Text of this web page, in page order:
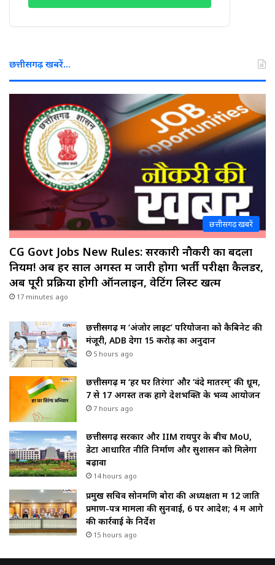
छत्तीसगढ़ खबरें…
छत्तीसगढ़ खबरें
CG Govt Jobs New Rules: सरकारी नौकरी का बदला
नियम! अब हर साल अगस्त में जारी होगा भर्ती परीक्षा कैलेंडर,
अब पूरी प्रक्रिया होगी ऑनलाइन, वेटिंग लिस्ट खत्म
17 minutes ago
छत्तीसगढ़ में ‘अंजोर लाइट’ परियोजना को कैबिनेट की
मंजूरी, ADB देगा 15 करोड़ का अनुदान
5 hours ago
छत्तीसगढ़ में ‘हर घर तिरंगा’ और ‘वंदे मातरम्’ की धूम,
7 से 17 अगस्त तक होंगे देशभक्ति के भव्य आयोजन
7 hours ago
छत्तीसगढ़ सरकार और IIM रायपुर के बीच MoU,
डेटा आधारित नीति निर्माण और सुशासन को मिलेगा
बढ़ावा
14 hours ago
प्रमुख सचिव सोनमणि बोरा की अध्यक्षता में 12 जाति
प्रमाण-पत्र मामलों की सुनवाई, 6 पर आदेश; 4 में आगे
की कार्रवाई के निर्देश
15 hours ago